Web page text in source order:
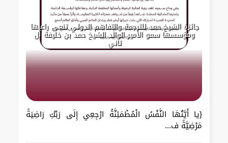
جائزة الشيخ حمد للترجمة والتفاهم الدولي تنعى راعيها
ومؤسسها سمو الأمير الوالد الشيخ حمد بن خليفة آل
ثاني
{يا أَيَّتُهَا النَّفْسُ الْمُطْمَئِنَّةُ ارْجِعِي إِلَى رَبِّكِ رَاضِيَةً
مَرْضِيَّةً ف...